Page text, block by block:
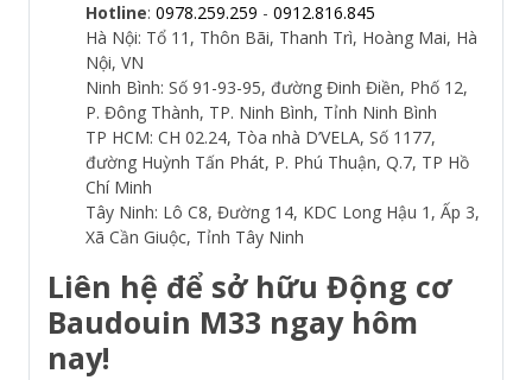
Hotline: 0978.259.259 - 0912.816.845
Hà Nội: Tổ 11, Thôn Bãi, Thanh Trì, Hoàng Mai, Hà
Nội, VN
Ninh Bình: Số 91-93-95, đường Đinh Điền, Phố 12,
P. Đông Thành, TP. Ninh Bình, Tỉnh Ninh Bình
TP HCM: CH 02.24, Tòa nhà D’VELA, Số 1177,
đường Huỳnh Tấn Phát, P. Phú Thuận, Q.7, TP Hồ
Chí Minh
Tây Ninh: Lô C8, Đường 14, KDC Long Hậu 1, Ấp 3,
Xã Cần Giuộc, Tỉnh Tây Ninh
Liên hệ để sở hữu Động cơ
Baudouin M33 ngay hôm
nay!